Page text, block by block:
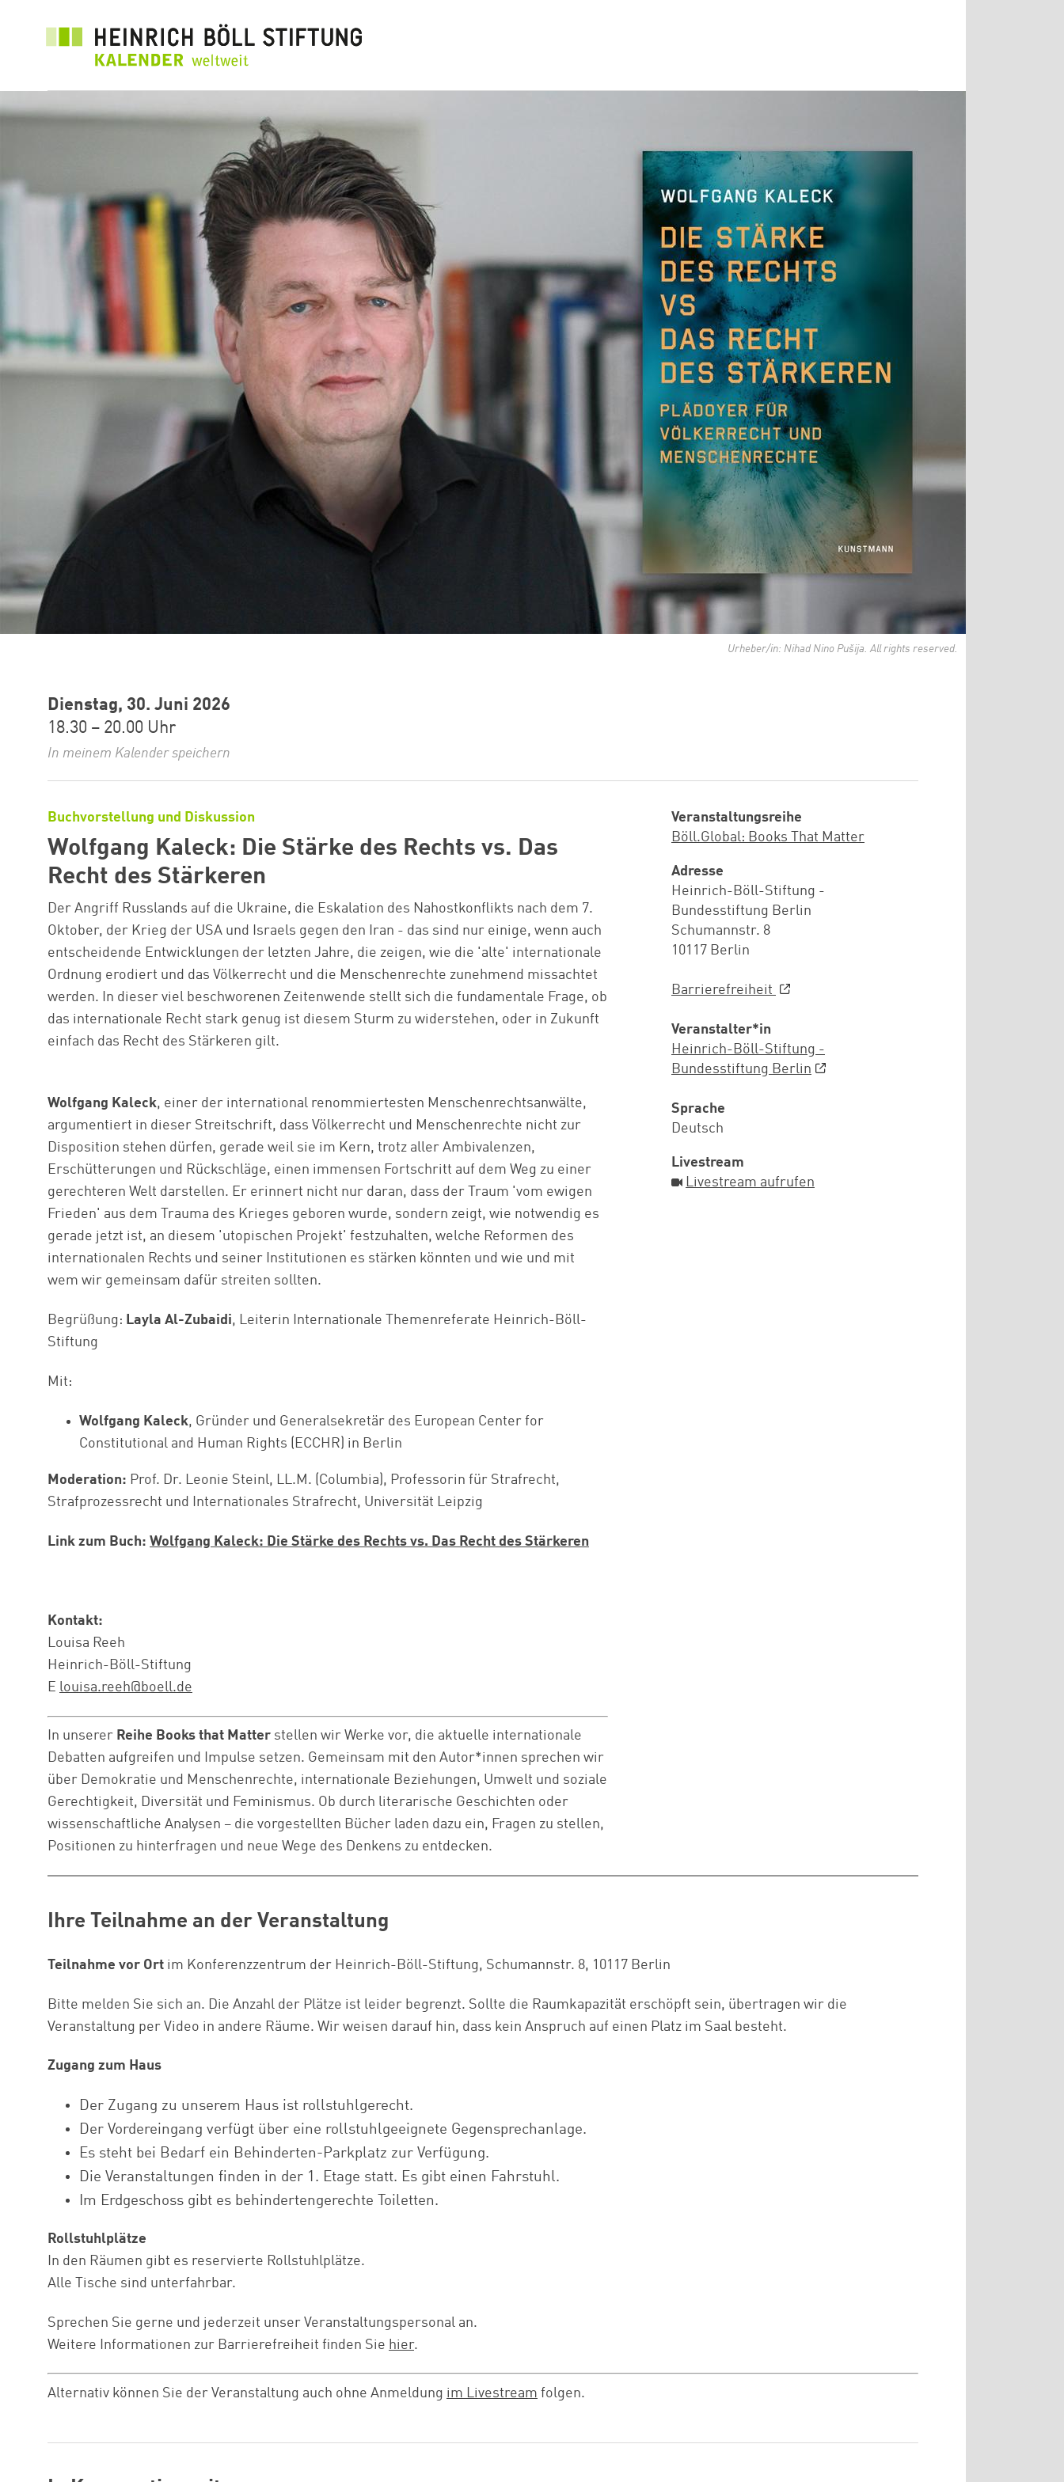
Urheber/in: Nihad Nino Pušija. All rights reserved.
Dienstag, 30. Juni 2026
18.30 – 20.00 Uhr
In meinem Kalender speichern
Buchvorstellung und Diskussion
Wolfgang Kaleck: Die Stärke des Rechts vs. Das
Recht des Stärkeren
Der Angriff Russlands auf die Ukraine, die Eskalation des Nahostkonflikts nach dem 7.
Oktober, der Krieg der USA und Israels gegen den Iran - das sind nur einige, wenn auch
entscheidende Entwicklungen der letzten Jahre, die zeigen, wie die 'alte' internationale
Ordnung erodiert und das Völkerrecht und die Menschenrechte zunehmend missachtet
werden. In dieser viel beschworenen Zeitenwende stellt sich die fundamentale Frage, ob
das internationale Recht stark genug ist diesem Sturm zu widerstehen, oder in Zukunft
einfach das Recht des Stärkeren gilt.
Wolfgang Kaleck, einer der international renommiertesten Menschenrechtsanwälte,
argumentiert in dieser Streitschrift, dass Völkerrecht und Menschenrechte nicht zur
Disposition stehen dürfen, gerade weil sie im Kern, trotz aller Ambivalenzen,
Erschütterungen und Rückschläge, einen immensen Fortschritt auf dem Weg zu einer
gerechteren Welt darstellen. Er erinnert nicht nur daran, dass der Traum 'vom ewigen
Frieden' aus dem Trauma des Krieges geboren wurde, sondern zeigt, wie notwendig es
gerade jetzt ist, an diesem 'utopischen Projekt' festzuhalten, welche Reformen des
internationalen Rechts und seiner Institutionen es stärken könnten und wie und mit
wem wir gemeinsam dafür streiten sollten.
Begrüßung: Layla Al-Zubaidi, Leiterin Internationale Themenreferate Heinrich-Böll-
Stiftung
Mit:
Wolfgang Kaleck, Gründer und Generalsekretär des European Center for
Constitutional and Human Rights (ECCHR) in Berlin
Moderation: Prof. Dr. Leonie Steinl, LL.M. (Columbia), Professorin für Strafrecht,
Strafprozessrecht und Internationales Strafrecht, Universität Leipzig
Link zum Buch: Wolfgang Kaleck: Die Stärke des Rechts vs. Das Recht des Stärkeren
Kontakt:
Louisa Reeh
Heinrich-Böll-Stiftung
E louisa.reeh@boell.de
In unserer Reihe Books that Matter stellen wir Werke vor, die aktuelle internationale
Debatten aufgreifen und Impulse setzen. Gemeinsam mit den Autor*innen sprechen wir
über Demokratie und Menschenrechte, internationale Beziehungen, Umwelt und soziale
Gerechtigkeit, Diversität und Feminismus. Ob durch literarische Geschichten oder
wissenschaftliche Analysen – die vorgestellten Bücher laden dazu ein, Fragen zu stellen,
Positionen zu hinterfragen und neue Wege des Denkens zu entdecken.
Veranstaltungsreihe
Böll.Global: Books That Matter
Adresse
Heinrich-Böll-Stiftung -
Bundesstiftung Berlin
Schumannstr. 8
10117 Berlin
Barrierefreiheit
Veranstalter*in
Heinrich-Böll-Stiftung -
Bundesstiftung Berlin
Sprache
Deutsch
Livestream
Livestream aufrufen
Ihre Teilnahme an der Veranstaltung
Teilnahme vor Ort im Konferenzzentrum der Heinrich-Böll-Stiftung, Schumannstr. 8, 10117 Berlin
Bitte melden Sie sich an. Die Anzahl der Plätze ist leider begrenzt. Sollte die Raumkapazität erschöpft sein, übertragen wir die
Veranstaltung per Video in andere Räume. Wir weisen darauf hin, dass kein Anspruch auf einen Platz im Saal besteht.
Zugang zum Haus
Der Zugang zu unserem Haus ist rollstuhlgerecht.
Der Vordereingang verfügt über eine rollstuhlgeeignete Gegensprechanlage.
Es steht bei Bedarf ein Behinderten-Parkplatz zur Verfügung.
Die Veranstaltungen finden in der 1. Etage statt. Es gibt einen Fahrstuhl.
Im Erdgeschoss gibt es behindertengerechte Toiletten.
Rollstuhlplätze
In den Räumen gibt es reservierte Rollstuhlplätze.
Alle Tische sind unterfahrbar.
Sprechen Sie gerne und jederzeit unser Veranstaltungspersonal an.
Weitere Informationen zur Barrierefreiheit finden Sie hier.
Alternativ können Sie der Veranstaltung auch ohne Anmeldung im Livestream folgen.